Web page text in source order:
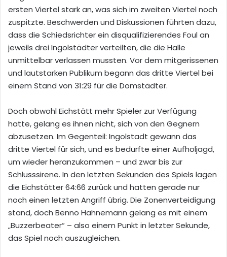
ersten Viertel stark an, was sich im zweiten Viertel noch
zuspitzte. Beschwerden und Diskussionen führten dazu,
dass die Schiedsrichter ein disqualifizierendes Foul an
jeweils drei Ingolstädter verteilten, die die Halle
unmittelbar verlassen mussten. Vor dem mitgerissenen
und lautstarken Publikum begann das dritte Viertel bei
einem Stand von 31:29 für die Domstädter.
Doch obwohl Eichstätt mehr Spieler zur Verfügung
hatte, gelang es ihnen nicht, sich von den Gegnern
abzusetzen. Im Gegenteil: Ingolstadt gewann das
dritte Viertel für sich, und es bedurfte einer Aufholjagd,
um wieder heranzukommen – und zwar bis zur
Schlusssirene. In den letzten Sekunden des Spiels lagen
die Eichstätter 64:66 zurück und hatten gerade nur
noch einen letzten Angriff übrig. Die Zonenverteidigung
stand, doch Benno Hahnemann gelang es mit einem
„Buzzerbeater“ – also einem Punkt in letzter Sekunde,
das Spiel noch auszugleichen.